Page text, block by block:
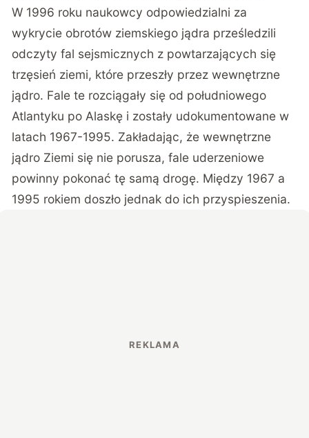
W 1996 roku naukowcy odpowiedzialni za
wykrycie obrotów ziemskiego jądra prześledzili
odczyty fal sejsmicznych z powtarzających się
trzęsień ziemi, które przeszły przez wewnętrzne
jądro. Fale te rozciągały się od południowego
Atlantyku po Alaskę i zostały udokumentowane w
latach 1967-1995. Zakładając, że wewnętrzne
jądro Ziemi się nie porusza, fale uderzeniowe
powinny pokonać tę samą drogę. Między 1967 a
1995 rokiem doszło jednak do ich przyspieszenia.